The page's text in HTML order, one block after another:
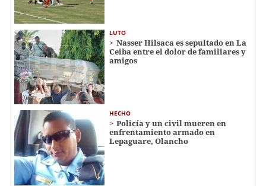
LUTO
Nasser Hilsaca es sepultado en La
Ceiba entre el dolor de familiares y
amigos
HECHO
Policía y un civil mueren en
enfrentamiento armado en
Lepaguare, Olancho